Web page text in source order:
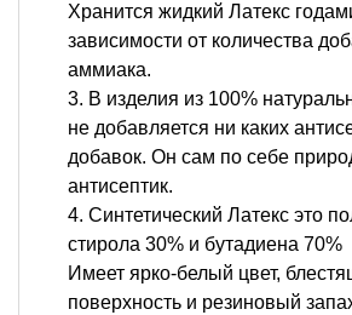
Хранится жидкий Латекс
зависимости от количества
аммиака.
3. В изделия из 100%
не добавляется ни каких
добавок. Он сам по себе
антисептик.
4. Синтетический Латекс это
стирола 30% и бутадиена 70%
Имеет ярко-белый цвет,
поверхность и резиновый